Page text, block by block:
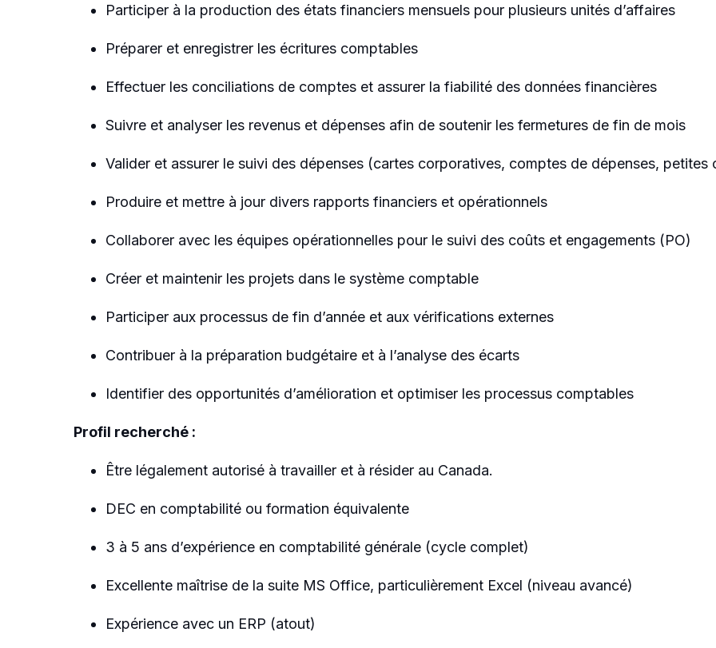
Participer à la production des états financiers mensuels pour plusieurs unités d’affaires
Préparer et enregistrer les écritures comptables
Effectuer les conciliations de comptes et assurer la fiabilité des données financières
Suivre et analyser les revenus et dépenses afin de soutenir les fermetures de fin de mois
Valider et assurer le suivi des dépenses (cartes corporatives, comptes de dépenses, petites
Produire et mettre à jour divers rapports financiers et opérationnels
Collaborer avec les équipes opérationnelles pour le suivi des coûts et engagements (PO)
Créer et maintenir les projets dans le système comptable
Participer aux processus de fin d’année et aux vérifications externes
Contribuer à la préparation budgétaire et à l’analyse des écarts
Identifier des opportunités d’amélioration et optimiser les processus comptables
Profil recherché :
Être légalement autorisé à travailler et à résider au Canada.
DEC en comptabilité ou formation équivalente
3 à 5 ans d’expérience en comptabilité générale (cycle complet)
Excellente maîtrise de la suite MS Office, particulièrement Excel (niveau avancé)
Expérience avec un ERP (atout)